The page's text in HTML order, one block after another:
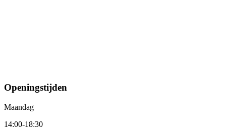
Openingstijden
Maandag
14:00-18:30